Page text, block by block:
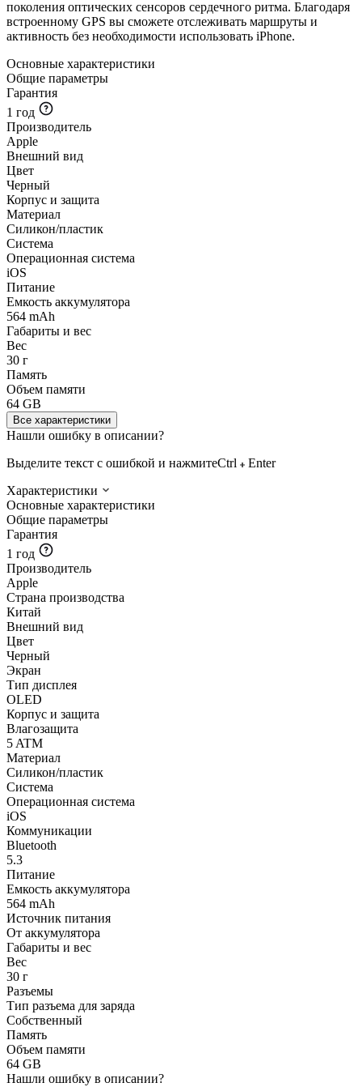
поколения оптических сенсоров сердечного ритма. Благодаря
встроенному GPS вы сможете отслеживать маршруты и
активность без необходимости использовать iPhone.
Основные характеристики
Общие параметры
Гарантия
1 год
Производитель
Apple
Внешний вид
Цвет
Черный
Корпус и защита
Материал
Силикон/пластик
Система
Операционная система
iOS
Питание
Емкость аккумулятора
564 mAh
Габариты и вес
Вес
30 г
Память
Объем памяти
64 GB
Все характеристики
Нашли ошибку в описании?
Выделите текст с ошибкой и нажмитеCtrl
Enter
Характеристики
Основные характеристики
Общие параметры
Гарантия
1 год
Производитель
Apple
Страна производства
Китай
Внешний вид
Цвет
Черный
Экран
Тип дисплея
OLED
Корпус и защита
Влагозащита
5 ATM
Материал
Силикон/пластик
Система
Операционная система
iOS
Коммуникации
Bluetooth
5.3
Питание
Емкость аккумулятора
564 mAh
Источник питания
От аккумулятора
Габариты и вес
Вес
30 г
Разъемы
Тип разъема для заряда
Собственный
Память
Объем памяти
64 GB
Нашли ошибку в описании?